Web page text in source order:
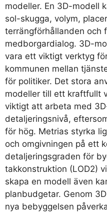
modeller. En 3D-modell
sol-skugga, volym,
terrängförhållanden och
medborgardialog. 3D-
vara ett viktigt verktyg
kommunen mellan
för politiker. Det stora
modeller till ett kraftfullt
viktigt att arbeta med
detaljeringsnivå,
för hög. Metrias styrka
och omgivningen på ett
detaljeringsgraden för
takkonstruktion (LOD2)
skapa en modell även
planbudgetar. Genom
nya bebyggelsen